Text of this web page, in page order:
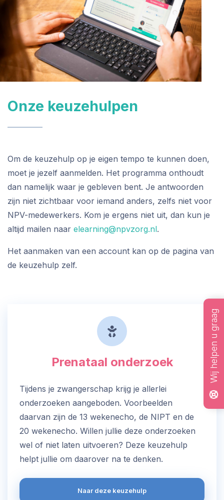
Wij helpen u graag
Onze keuzehulpen
Om de keuzehulp op je eigen tempo te kunnen doen,
moet je jezelf aanmelden. Het programma onthoudt
dan namelijk waar je gebleven bent. Je antwoorden
zijn niet zichtbaar voor iemand anders, zelfs niet voor
NPV-medewerkers. Kom je ergens niet uit, dan kun je
altijd mailen naar elearning@npvzorg.nl.
Het aanmaken van een account kan op de pagina van
de keuzehulp zelf.
Prenataal onderzoek
Tijdens je zwangerschap krijg je allerlei
onderzoeken aangeboden. Voorbeelden
daarvan zijn de 13 wekenecho, de NIPT en de
20 wekenecho. Willen jullie deze onderzoeken
wel of niet laten uitvoeren? Deze keuzehulp
helpt jullie om daarover na te denken.
Naar deze keuzehulp